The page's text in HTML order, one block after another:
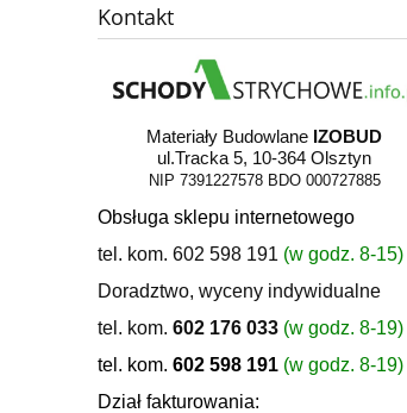
Kontakt
Materiały Budowlane IZOBUD
ul.Tracka 5, 10-364 Olsztyn
NIP 7391227578 BDO 000727885
Obsługa sklepu internetowego
tel. kom. 602 598 191 (w godz. 8-15)
Doradztwo, wyceny indywidualne
tel. kom. 602 176 033 (w godz. 8-19)
tel. kom. 602 598 191 (w godz. 8-19)
Dział fakturowania: